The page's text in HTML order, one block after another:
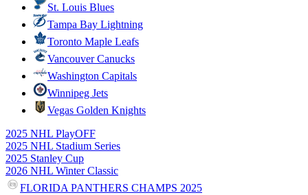
St. Louis Blues
Tampa Bay Lightning
Toronto Maple Leafs
Vancouver Canucks
Washington Capitals
Winnipeg Jets
Vegas Golden Knights
2025 NHL PlayOFF
2025 NHL Stadium Series
2025 Stanley Cup
2026 NHL Winter Classic
FLORIDA PANTHERS CHAMPS 2025